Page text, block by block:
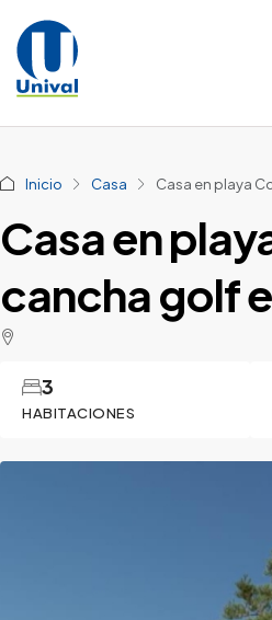
Inicio Casa Casa en playa
Casa en
cancha golf
HABITACIONES
3